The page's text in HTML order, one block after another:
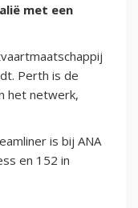
met een
Perth is de
het netwerk,
is bij ANA
en 152 in